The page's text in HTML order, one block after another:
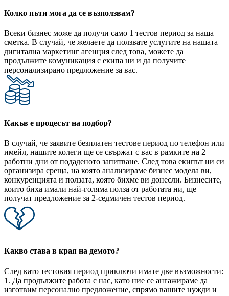
Колко пъти мога да се възползвам?
Всеки бизнес може да получи само 1 тестов период за наша
сметка. В случай, че желаете да ползвате услугите на нашата
дигитална маркетинг агенция след това, можете да
продължите комуникация с екипа ни и да получите
персонализирано предложение за вас.
Какъв е процесът на подбор?
В случай, че заявите безплатен тестове период по телефон или
имейл, нашите колеги ще се свържат с вас в рамките на 2
работни дни от подаденото запитване. След това екипът ни си
организира среща, на която анализираме бизнес модела ви,
конкуренцията и ползата, която бихме ви донесли. Бизнесите,
които биха имали най-голяма полза от работата ни, ще
получат предложение за 2-седмичен тестов период.
Какво става в края на демото?
След като тестовия период приключи имате две възможности:
1. Да продължите работа с нас, като ние се ангажираме да
изготвим персонално предложение, спрямо вашите нужди и